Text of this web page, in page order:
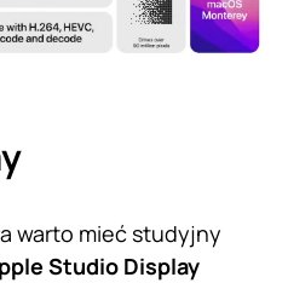
warto mieć studyjny
Studio Display